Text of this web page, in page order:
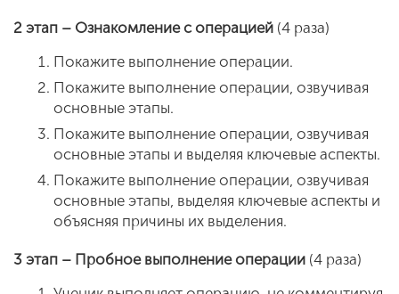
2 этап – Ознакомление с операцией (4 раза)
Покажите выполнение операции.
Покажите выполнение операции, озвучивая
основные этапы.
Покажите выполнение операции, озвучивая
основные этапы и выделяя ключевые аспекты.
Покажите выполнение операции, озвучивая
основные этапы, выделяя ключевые аспекты и
объясняя причины их выделения.
3 этап – Пробное выполнение операции (4 раза)